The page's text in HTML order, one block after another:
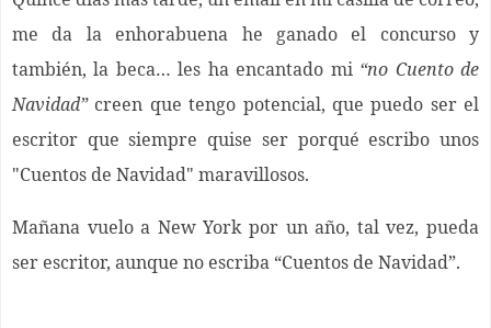
me da la enhorabuena he ganado el concurso y
también, la beca… les ha encantado mi “no Cuento de
Navidad”creen que tengo potencial, que puedo ser el
escritor que siempre quise ser porqué escribo unos
"Cuentos de Navidad" maravillosos.
Mañana vuelo a New York por un año, tal vez, pueda
ser escritor, aunque no escriba “Cuentos de Navidad”.